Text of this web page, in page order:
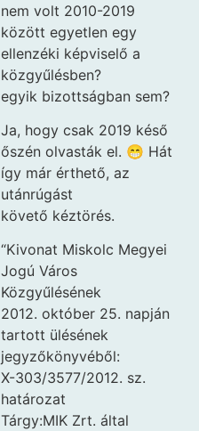
nem volt 2010-2019
között egyetlen egy
ellenzéki képviselő a
közgyűlésben?
egyik bizottságban sem?
Ja, hogy csak 2019 késő
őszén olvasták el. 😁 Hát
így már érthető, az
utánrúgást
követő kéztörés.
“Kivonat Miskolc Megyei
Jogú Város
Közgyűlésének
2012. október 25. napján
tartott ülésének
jegyzőkönyvéből:
X-303/3577/2012. sz.
határozat
Tárgy:MIK Zrt. által